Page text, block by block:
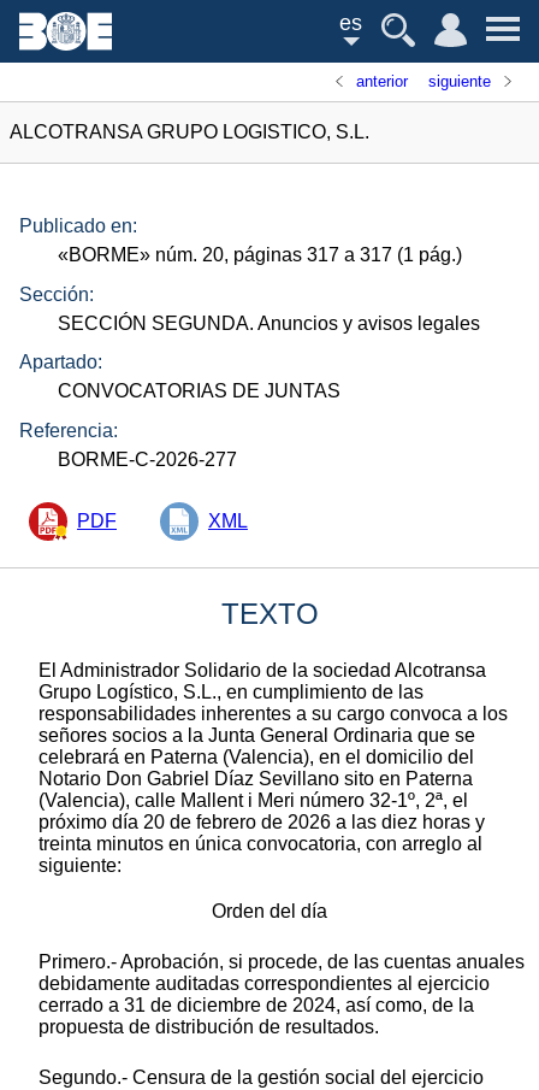
es
anterior siguiente
ALCOTRANSA GRUPO LOGISTICO, S.L.
Publicado en:
«BORME» núm. 20, páginas 317 a 317 (1 pág.)
Sección:
SECCIÓN SEGUNDA. Anuncios y avisos legales
Apartado:
CONVOCATORIAS DE JUNTAS
Referencia:
BORME-C-2026-277
PDF XML
TEXTO
El Administrador Solidario de la sociedad Alcotransa
Grupo Logístico, S.L., en cumplimiento de las
responsabilidades inherentes a su cargo convoca a los
señores socios a la Junta General Ordinaria que se
celebrará en Paterna (Valencia), en el domicilio del
Notario Don Gabriel Díaz Sevillano sito en Paterna
(Valencia), calle Mallent i Meri número 32-1º, 2ª, el
próximo día 20 de febrero de 2026 a las diez horas y
treinta minutos en única convocatoria, con arreglo al
siguiente:
Orden del día
Primero.- Aprobación, si procede, de las cuentas anuales
debidamente auditadas correspondientes al ejercicio
cerrado a 31 de diciembre de 2024, así como, de la
propuesta de distribución de resultados.
Segundo.- Censura de la gestión social del ejercicio